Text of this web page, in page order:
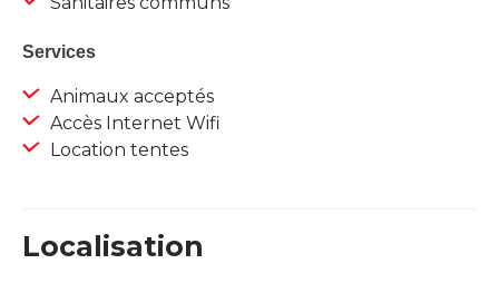
Services
Animaux acceptés
Accès Internet Wifi
Location tentes
Localisation